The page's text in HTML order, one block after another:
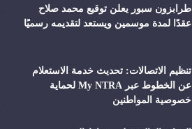
طرابزون سبور يعلن توقيع محمد صلاح
عقدًا لمدة موسمين ويستعد لتقديمه رسميًا
تنظيم الاتصالات: تحديث خدمة الاستعلام
عن الخطوط عبر My NTRA لحماية
خصوصية المواطنين